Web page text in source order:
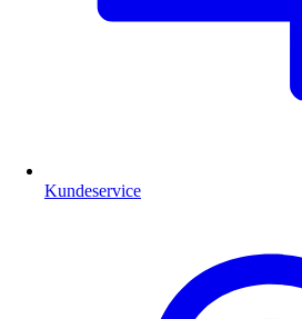
Kundeservice